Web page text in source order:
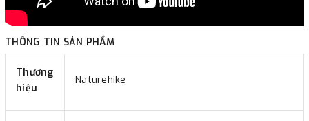
THÔNG TIN SẢN PHẨM
Thương
hiệu
Naturehike